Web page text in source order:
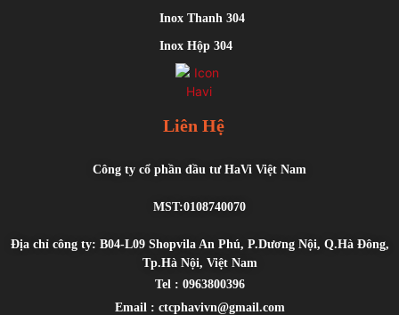
Inox Thanh 304
Inox Hộp 304
Liên Hệ
Công ty cổ phần đầu tư HaVi Việt Nam
MST:0108740070
Địa chỉ công ty: B04-L09 Shopvila An Phú, P.Dương Nội, Q.Hà Đông,
Tp.Hà Nội, Việt Nam
Tel : 0963800396
Email : ctcphavivn@gmail.com